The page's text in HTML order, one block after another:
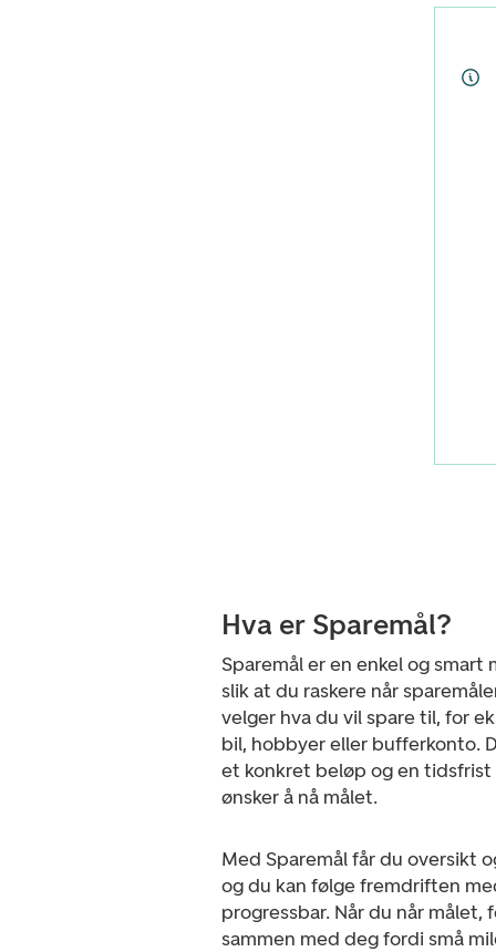
Hva er Sparemål?
Sparemål er en enkel og smart
slik at du raskere når
velger hva du vil spare til, for
bil, hobbyer eller bufferkonto.
et konkret beløp og en tidsfrist
ønsker å nå målet.
Med Sparemål får du oversikt
og du kan følge fremdriften
progressbar. Når du når målet,
sammen med deg fordi små